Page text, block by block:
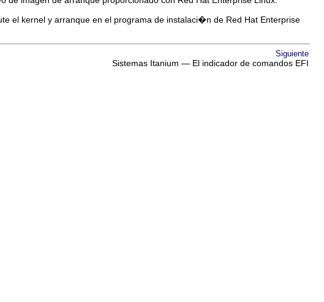
el kernel y arranque en el programa de instalaci�n de Red Hat Enterprise
Siguiente
Sistemas Itanium — El indicador de comandos EFI